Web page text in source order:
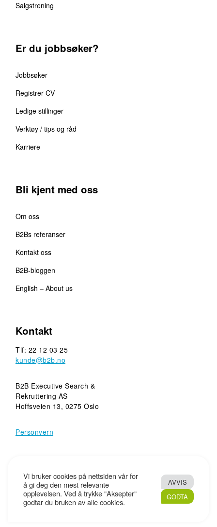
Salgstrening
Er du jobbsøker?
Jobbsøker
Registrer CV
Ledige stillinger
Verktøy / tips og råd
Karriere
Bli kjent med oss
Om oss
B2Bs referanser
Kontakt oss
B2B-bloggen
English – About us
Kontakt
Tlf: 22 12 03 25
kunde@b2b.no
B2B Executive Search &
Rekruttering AS
Hoffsveien 13, 0275 Oslo
Personvern
Copyright © 2010 - 2026 B2B Executive Search &
Rekruttering AS - Tryggere rekruttering. Tyngde i rådgivning.
All Rights Reserved. Design og kode:Screenpartner
Vi bruker cookies på nettsiden vår for
å gi deg den mest relevante
opplevelsen. Ved å trykke "Aksepter"
godtar du bruken av alle cookies.
AVVIS
GODTA